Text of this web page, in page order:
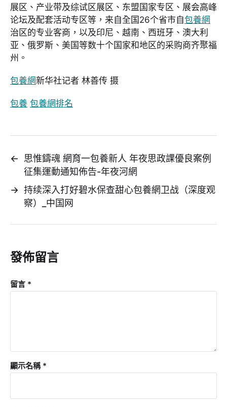
展区、产业带及综试区展区、东盟国家专区、展会高峰
论坛及配套活动专区等，来自全国26个省市自包養網
治区的专业客商，以及印尼、越南、西班牙、澳大利
亚、俄罗斯、美国等数十个国家和地区的采购商齐聚福
州。
包養網新华社记者 林善传 摄
包養 包養網排名
←
思惟鑄魂 網育一包養新人 年夜思政課優良案例
征集運動通知佈告-年夜河網
→ 持续深入打好碧水保查甜心包養網卫战（深度观
察）_中国网
發佈留言
留言 *
顯示名稱 *